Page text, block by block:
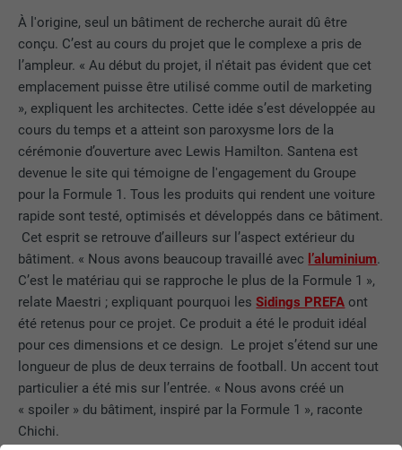
À l'origine, seul un bâtiment de recherche aurait dû être
conçu. C’est au cours du projet que le complexe a pris de
l’ampleur. « Au début du projet, il n'était pas évident que cet
emplacement puisse être utilisé comme outil de marketing
», expliquent les architectes. Cette idée s’est développée au
cours du temps et a atteint son paroxysme lors de la
cérémonie d’ouverture avec Lewis Hamilton. Santena est
devenue le site qui témoigne de l'engagement du Groupe
pour la Formule 1. Tous les produits qui rendent une voiture
rapide sont testé, optimisés et développés dans ce bâtiment.
Cet esprit se retrouve d’ailleurs sur l’aspect extérieur du
bâtiment. « Nous avons beaucoup travaillé avec l’aluminium.
C’est le matériau qui se rapproche le plus de la Formule 1 »,
relate Maestri ; expliquant pourquoi lesSidings PREFA ont
été retenus pour ce projet. Ce produit a été le produit idéal
pour ces dimensions et ce design. Le projet s’étend sur une
longueur de plus de deux terrains de football. Un accent tout
particulier a été mis sur l’entrée. « Nous avons créé un
« spoiler » du bâtiment, inspiré par la Formule 1 », raconte
Chichi.